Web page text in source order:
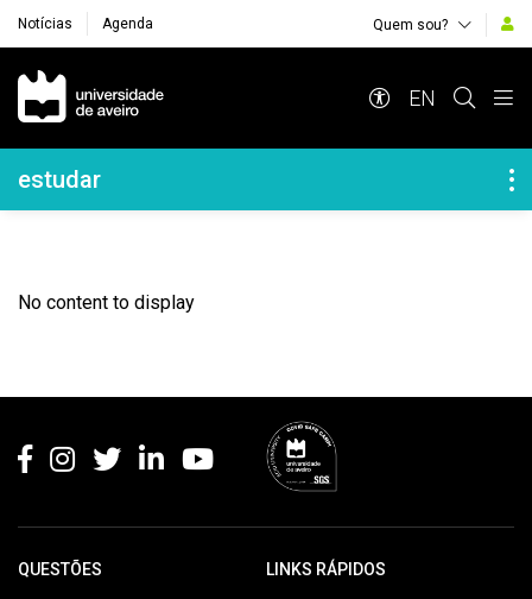
Notícias Agenda Quem sou?
Navegação Principal
EN
Navegação Lateral
estudar
No content to display
QUESTÕES LINKS RÁPIDOS